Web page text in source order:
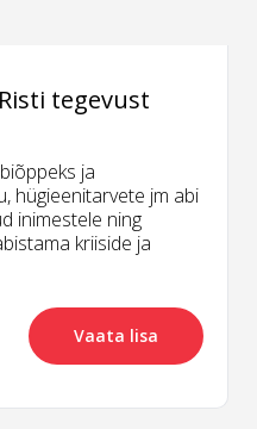
tegevust
ja
hügieenitarvete jm abi
inimestele ning
kriiside ja
Vaata lisa